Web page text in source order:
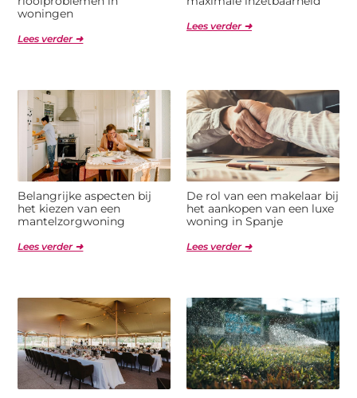
woningen
Lees verder ➜
Lees verder ➜
Belangrijke aspecten bij
het kiezen van een
mantelzorgwoning
Lees verder ➜
De rol van een makelaar bij
het aankopen van een luxe
woning in Spanje
Lees verder ➜